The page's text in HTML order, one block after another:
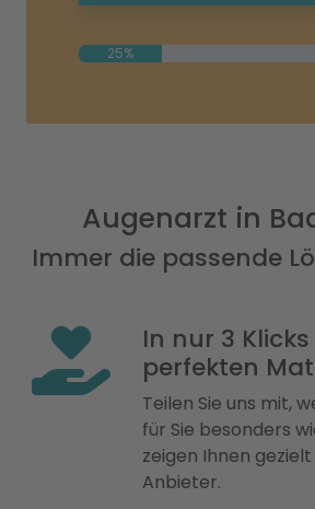
25%
Augenarzt in
Immer die passende
In nur 3
perfekten
Teilen Sie uns mit,
für Sie besonders
zeigen Ihnen
Anbieter.